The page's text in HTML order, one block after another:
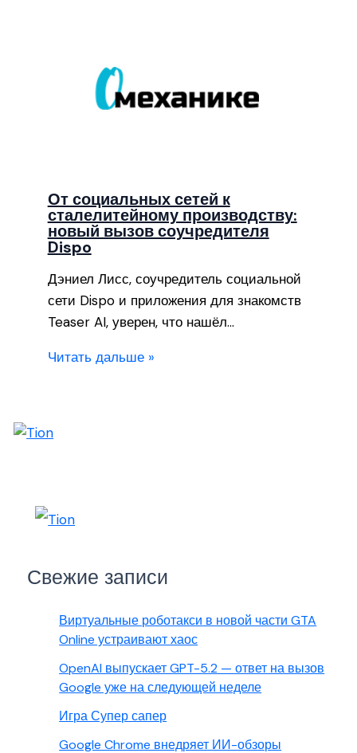
От социальных сетей к
сталелитейному производству:
новый вызов соучредителя
Dispo
Дэниел Лисс, соучредитель социальной
сети Dispo и приложения для знакомств
Teaser AI, уверен, что нашёл…
Читать дальше »
Свежие записи
Виртуальные роботакси в новой части GTA
Online устраивают хаос
OpenAI выпускает GPT-5.2 — ответ на вызов
Google уже на следующей неделе
Игра Супер сапер
Google Chrome внедряет ИИ-обзоры